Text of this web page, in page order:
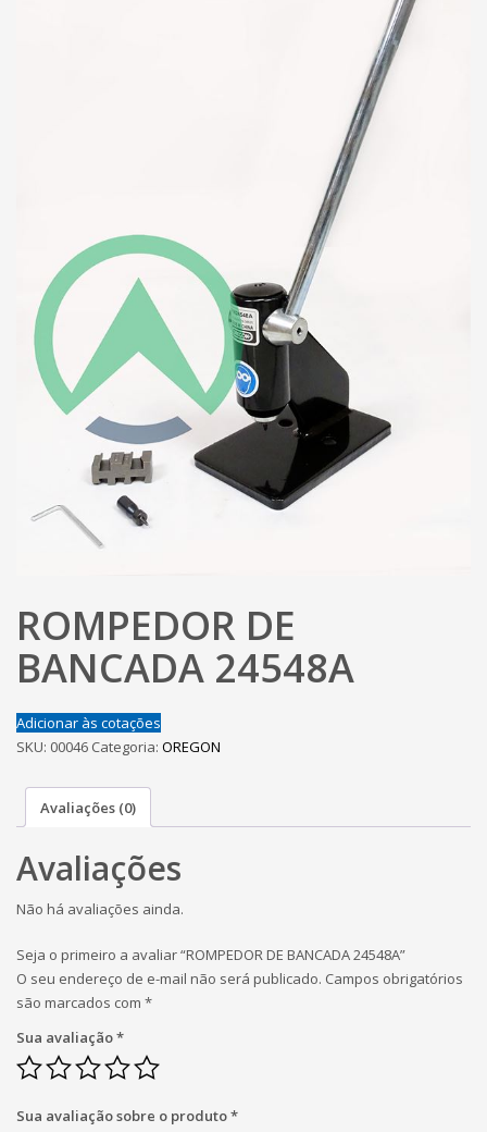
ROMPEDOR DE
BANCADA 24548A
Adicionar às cotações
SKU: 00046 Categoria: OREGON
Avaliações (0)
Avaliações
Não há avaliações ainda.
Seja o primeiro a avaliar “ROMPEDOR DE BANCADA 24548A”
O seu endereço de e-mail não será publicado. Campos obrigatórios
são marcados com *
Sua avaliação*
Sua avaliação sobre o produto*